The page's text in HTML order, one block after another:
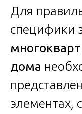
Для
специфики
дома
элементах,